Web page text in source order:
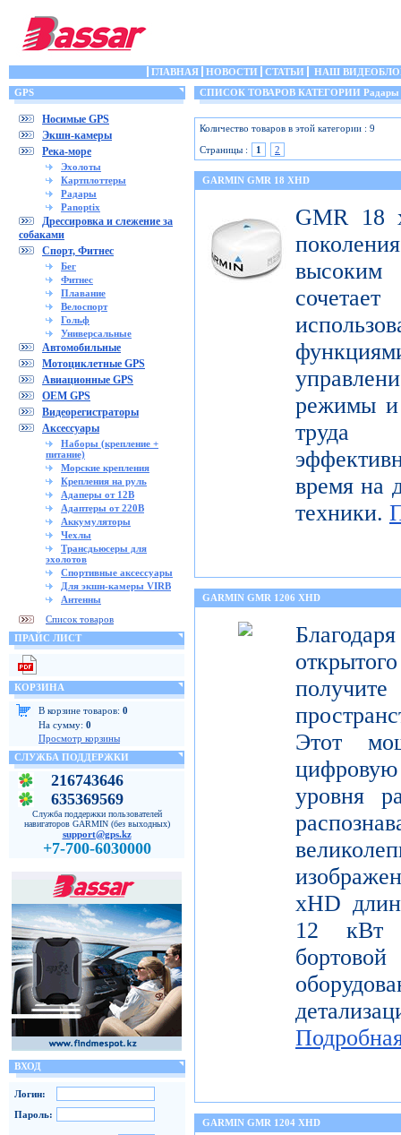
ГЛАВНАЯ НОВОСТИ СТАТЬИ
НАШ
GPS
Носимые GPS
Экшн-камеры
Река-море
Эхолоты
Картплоттеры
Радары
Panoptix
Дрессировка и слежение за
собаками
Спорт, Фитнес
Бег
Фитнес
Плавание
Велоспорт
Гольф
Универсальные
Автомобильные
Мотоциклетные GPS
Авиационные GPS
OEM GPS
Видеорегистраторы
Аксессуары
Наборы (крепление +
питание)
Морские крепления
Крепления на руль
Адаперы от 12В
Адаптеры от 220В
Аккумуляторы
Чехлы
Трансдьюсеры для
эхолотов
Спортивные аксессуары
Для экшн-камеры VIRB
Антенны
Список товаров
ПРАЙС ЛИСТ
КОРЗИНА
В корзине товаров: 0
На сумму: 0
Просмотр корзины
СЛУЖБА ПОДДЕРЖКИ
216743646
635369569
Служба поддержки пользователей
навигаторов GARMIN (без выходных)
support@gps.kz
+7-700-6030000
ВХОД
Логин:
Пароль:
СПИСОК ТОВАРОВ КАТЕГОРИИ Радары
Количество товаров в этой категории : 9
Страницы :
1 2
GARMIN GMR 18 XHD
GMR 18
высоким
режимы и
труда
время на
техники.
GARMIN GMR 1206 XHD
Этот
уровня
xHD
12 кВт
GARMIN GMR 1204 XHD